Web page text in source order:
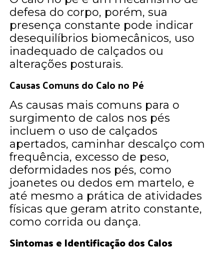
defesa do corpo, porém, sua
presença constante pode indicar
desequilíbrios biomecânicos, uso
inadequado de calçados ou
alterações posturais.
Causas Comuns do Calo no Pé
As causas mais comuns para o
surgimento de calos nos pés
incluem o uso de calçados
apertados, caminhar descalço com
frequência, excesso de peso,
deformidades nos pés, como
joanetes ou dedos em martelo, e
até mesmo a prática de atividades
físicas que geram atrito constante,
como corrida ou dança.
Sintomas e Identificação dos Calos